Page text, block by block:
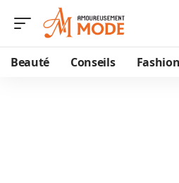
Beauté Conseils Fashion